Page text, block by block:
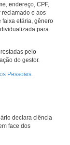
endereço, CPF,
reclamado e aos
faixa etária, gênero
para
pelo
do gestor.
Pessoais.
declara ciência
face dos